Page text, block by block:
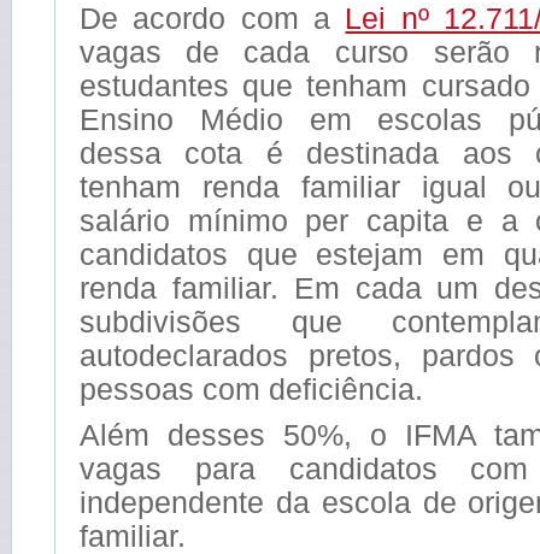
De acordo com a Lei nº
vagas de cada curso serão
estudantes que tenham
Ensino Médio em escolas
dessa cota é destinada aos
tenham renda familiar igual
salário mínimo per capita e a
candidatos que estejam em
renda familiar. Em cada um
subdivisões que
autodeclarados pretos,
pessoas com deficiência.
Além desses 50%, o IFMA
vagas para candidatos
independente da escola de
familiar.